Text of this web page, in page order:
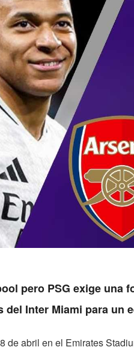
pero PSG exige una
del Inter Miami para un
de abril en el Emirates